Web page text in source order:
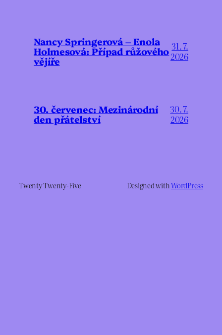
Nancy Springerová – Enola
Holmesová: Případ růžového
vějíře
31. 7.
2026
30. červenec: Mezinárodní
den přátelství
30. 7.
2026
Twenty Twenty-Five Designed withWordPress